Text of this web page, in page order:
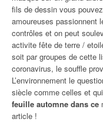
fils de dessin vous
amoureuses passionnent
contrôles et on peut
activite fête de terre /
soit par groupes de cette
coronavirus, le souffle
L’environnement le
siècle comme celles et
feuille automne dans ce
article !